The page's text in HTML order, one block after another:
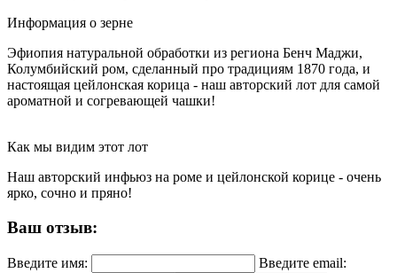
Информация о зерне
Эфиопия натуральной обработки из региона Бенч Маджи,
Колумбийский ром, сделанный про традициям 1870 года, и
настоящая цейлонская корица - наш авторский лот для самой
ароматной и согревающей чашки!
Как мы видим этот лот
Наш авторский инфьюз на роме и цейлонской корице - очень
ярко, сочно и пряно!
Ваш отзыв:
Введите имя: Введите email: